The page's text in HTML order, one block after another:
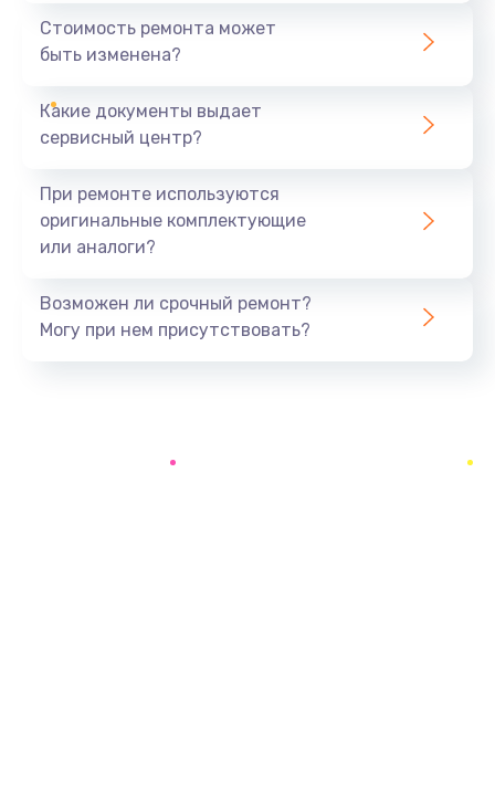
650 руб.
Восстановление ОС
Настройка программ
Заказать
Стоимость ремонта может
быть изменена?
Какие документы выдает
сервисный центр?
При ремонте используются
оригинальные комплектующие
или аналоги?
Возможен ли срочный ремонт?
Могу при нем присутствовать?